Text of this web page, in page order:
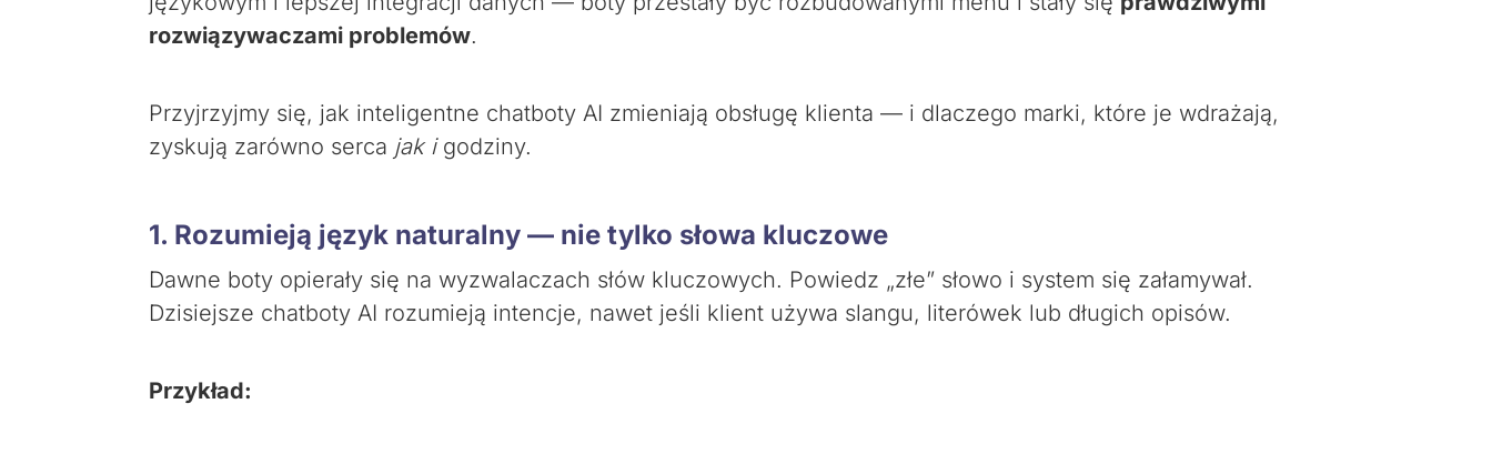
rozwiązywaczami problemów.
Przyjrzyjmy się, jak inteligentne chatboty AI zmieniają obsługę klienta — i dlaczego marki, które je wdrażają,
zyskują zarówno serca jak igodziny.
1. Rozumieją język naturalny — nie tylko słowa kluczowe
Dawne boty opierały się na wyzwalaczach słów kluczowych. Powiedz „złe” słowo i system się załamywał.
Dzisiejsze chatboty AI rozumieją intencje, nawet jeśli klient używa slangu, literówek lub długich opisów.
Przykład: